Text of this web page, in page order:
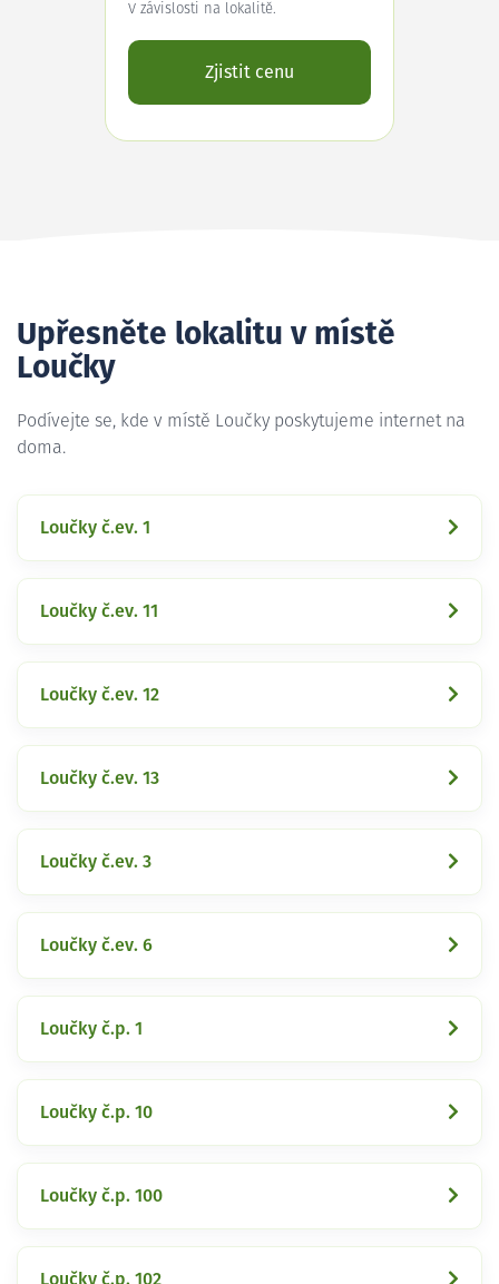
V závislosti na lokalitě.
Zjistit cenu
Upřesněte lokalitu v místě
Loučky
Podívejte se, kde v místě Loučky poskytujeme internet na
doma.
Loučky č.ev. 1
Loučky č.ev. 11
Loučky č.ev. 12
Loučky č.ev. 13
Loučky č.ev. 3
Loučky č.ev. 6
Loučky č.p. 1
Loučky č.p. 10
Loučky č.p. 100
Loučky č.p. 102